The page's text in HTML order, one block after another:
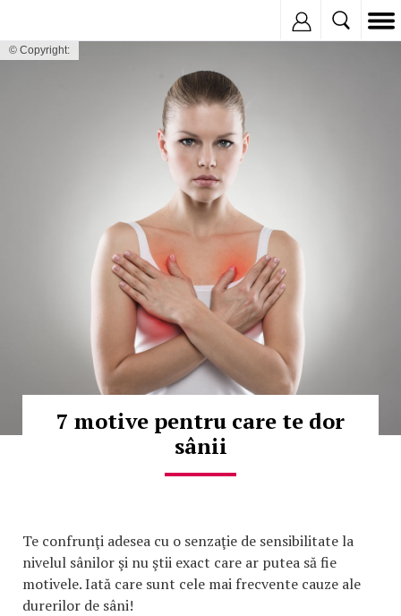
© Copyright:
7 motive pentru care te dor
sânii
Te confrunţi adesea cu o senzaţie de sensibilitate la
nivelul sânilor şi nu ştii exact care ar putea să fie
motivele. Iată care sunt cele mai frecvente cauze ale
durerilor de sâni!